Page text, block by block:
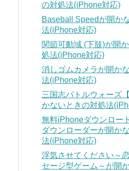
の対処法(iPhone対応)
Baseball Speedが開か
法(iPhone対応)
関節可動域 (下肢)が開
処法(iPhone対応)
消しゴムカメラが開か
法(iPhone対応)
三国志バトルウォーズ
かないときの対処法
無料iPhoneダウンロー
ダウンローダーが開か
法(iPhone対応)
浮気させてください～
セージ型ゲーム～が開